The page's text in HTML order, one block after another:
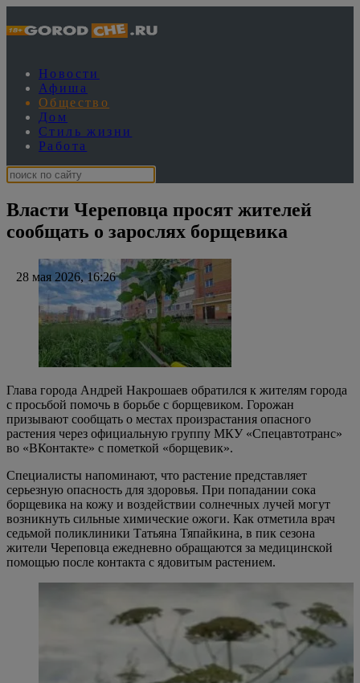
Новости
Афиша
Общество
Дом
Стиль жизни
Работа
Власти Череповца просят жителей
сообщать о зарослях борщевика
28 мая 2026, 16:26
Глава города Андрей Накрошаев обратился к жителям города
с просьбой помочь в борьбе с борщевиком. Горожан
призывают сообщать о местах произрастания опасного
растения через официальную группу МКУ «Спецавтотранс»
во «ВКонтакте» с пометкой «борщевик».
Специалисты напоминают, что растение представляет
серьезную опасность для здоровья. При попадании сока
борщевика на кожу и воздействии солнечных лучей могут
возникнуть сильные химические ожоги. Как отметила врач
седьмой поликлиники Татьяна Тяпайкина, в пик сезона
жители Череповца ежедневно обращаются за медицинской
помощью после контакта с ядовитым растением.